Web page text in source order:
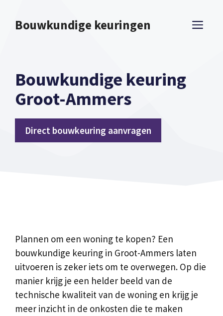
naarBouwkundige keuringen
Bouwkundige keuring
Groot-Ammers
Direct bouwkeuring aanvragen
Plannen om een woning te kopen? Een
bouwkundige keuring in Groot-Ammers laten
uitvoeren is zeker iets om te overwegen. Op die
manier krijg je een helder beeld van de
technische kwaliteit van de woning en krijg je
meer inzicht in de onkosten die te maken